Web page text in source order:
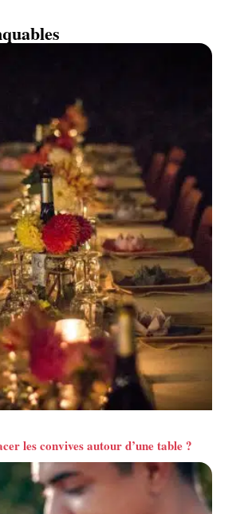
les convives autour d’une table ?